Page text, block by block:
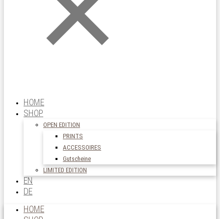
HOME
SHOP
OPEN EDITION
PRINTS
ACCESSOIRES
Gutscheine
LIMITED EDITION
EN
DE
HOME